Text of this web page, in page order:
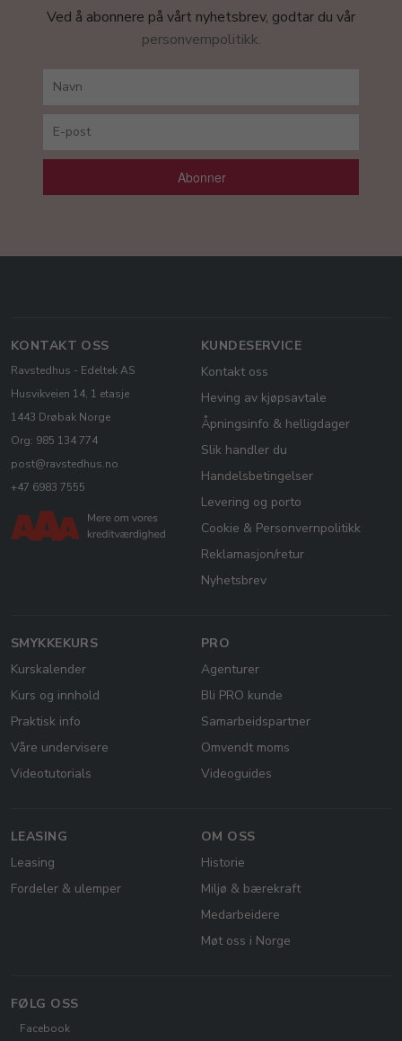
Ved å abonnere på vårt nyhetsbrev, godtar du vår
personvernpolitikk.
Abonner
KONTAKT OSS
Ravstedhus - Edeltek AS
Husvikveien 14, 1 etasje
1443 Drøbak Norge
Org: 985 134 774
post@ravstedhus.no
+47 6983 7555
KUNDESERVICE
Kontakt oss
Heving av kjøpsavtale
Åpningsinfo & helligdager
Slik handler du
Handelsbetingelser
Levering og porto
Cookie & Personvernpolitikk
Reklamasjon/retur
Nyhetsbrev
SMYKKEKURS
Kurskalender
Kurs og innhold
Praktisk info
Våre undervisere
Videotutorials
PRO
Agenturer
Bli PRO kunde
Samarbeidspartner
Omvendt moms
Videoguides
LEASING
Leasing
Fordeler & ulemper
OM OSS
Historie
Miljø & bærekraft
Medarbeidere
Møt oss i Norge
FØLG OSS
Facebook